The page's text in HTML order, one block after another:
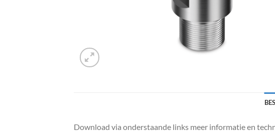
Download via onderstaande links meer informatie en